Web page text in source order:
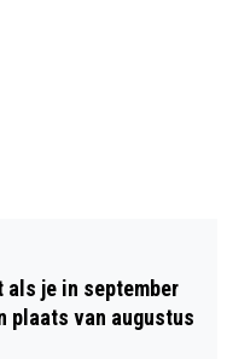
je in september
plaats van augustus